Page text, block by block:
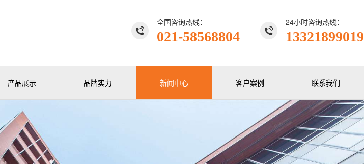
24小时咨询热线：
13321899019
全国咨询热线：
021-58568804
产品展示 品牌实力 新闻中心 客户案例 联系我们